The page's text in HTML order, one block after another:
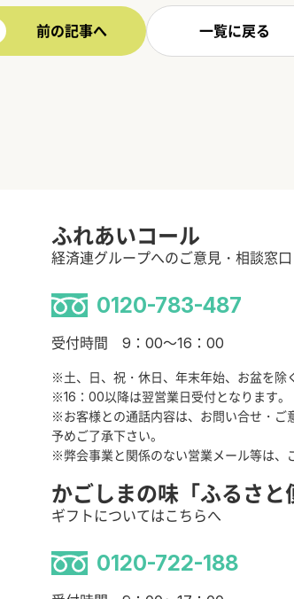
前の記事へ 一覧に戻る
ふれあいコール
経済連グループへのご意見・相談窓口
0120-783-487
受付時間 9：00～16：00
※土、日、祝・休日、年末年始、お盆を除
※16：00以降は翌営業日受付となります。
※お客様との通話内容は、お問い合せ・ご
予めご了承下さい。
※弊会事業と関係のない営業メール等は、
かごしまの味「ふるさと
ギフトについてはこちらへ
0120-722-188